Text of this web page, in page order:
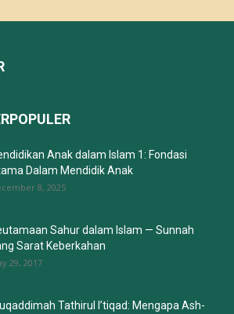
Anak dalam Islam 1: Fondasi
Dalam Mendidik Anak
8, 2025
Sahur dalam Islam — Sunnah
Sarat Keberkahan
29, 2017
Tathirul I’tiqad: Mengapa Ash-